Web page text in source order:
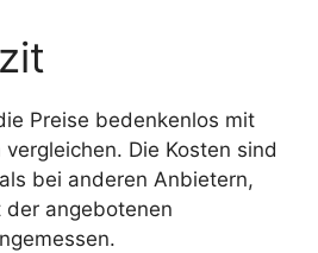
Preise bedenkenlos mit
Die Kosten sind
bei anderen Anbietern,
angebotenen